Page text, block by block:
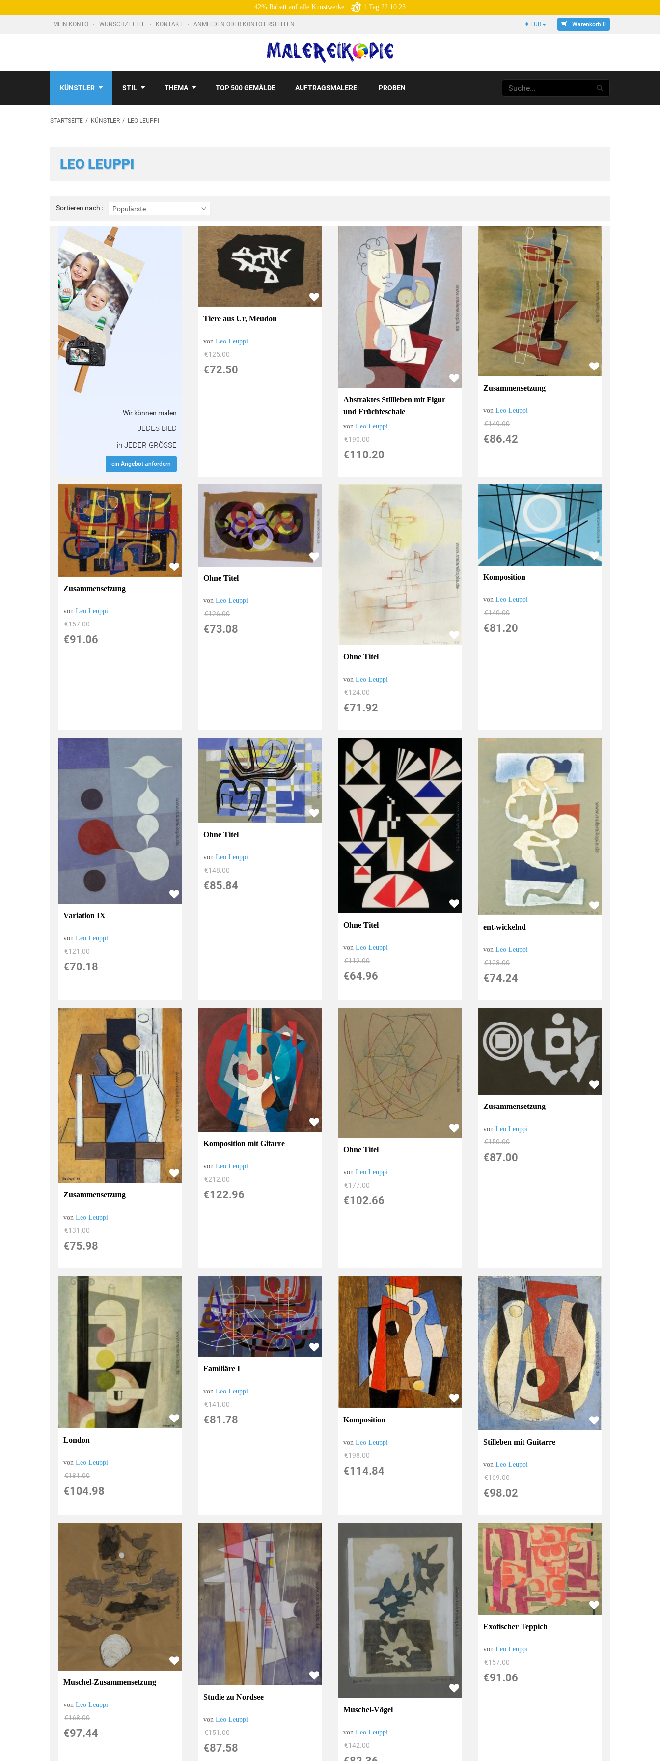
42% Rabatt auf alle Kunstwerke 1 Tag 22:10:21
MEIN KONTO WUNSCHZETTEL KONTAKT ANMELDEN ODER KONTO ERSTELLEN € EUR Warenkorb 0
KÜNSTLER STIL THEMA TOP 500 GEMÄLDE AUFTRAGSMALEREI PROBEN
STARTSEITE KÜNSTLER LEO LEUPPI
LEO LEUPPI
Sortieren nach : Populärste
Sortieren
nach
Wir können malen
JEDES BILD
in JEDER GRÖSSE
ein Angebot anfordern
Tiere aus Ur, Meudon
vonLeo Leuppi
€125.00
€72.50
Abstraktes Stillleben mit Figur
und Früchteschale
vonLeo Leuppi
€190.00
€110.20
Zusammensetzung
vonLeo Leuppi
€149.00
€86.42
Zusammensetzung
vonLeo Leuppi
€157.00
€91.06
Ohne Titel
vonLeo Leuppi
€126.00
€73.08
Ohne Titel
vonLeo Leuppi
€124.00
€71.92
Komposition
vonLeo Leuppi
€140.00
€81.20
Variation IX
vonLeo Leuppi
€121.00
€70.18
Ohne Titel
vonLeo Leuppi
€148.00
€85.84
Ohne Titel
vonLeo Leuppi
€112.00
€64.96
ent-wickelnd
vonLeo Leuppi
€128.00
€74.24
Zusammensetzung
vonLeo Leuppi
€131.00
€75.98
Komposition mit Gitarre
vonLeo Leuppi
€212.00
€122.96
Ohne Titel
vonLeo Leuppi
€177.00
€102.66
Zusammensetzung
vonLeo Leuppi
€150.00
€87.00
London
vonLeo Leuppi
€181.00
€104.98
Familiäre I
vonLeo Leuppi
€141.00
€81.78 Komposition
vonLeo Leuppi
€198.00
€114.84
Stilleben mit Guitarre
vonLeo Leuppi
€169.00
€98.02
Muschel-Zusammensetzung
vonLeo Leuppi
€168.00
€97.44
Studie zu Nordsee
vonLeo Leuppi
€151.00
€87.58
Muschel-Vögel
vonLeo Leuppi
€142.00
Exotischer Teppich
vonLeo Leuppi
€157.00
€91.06